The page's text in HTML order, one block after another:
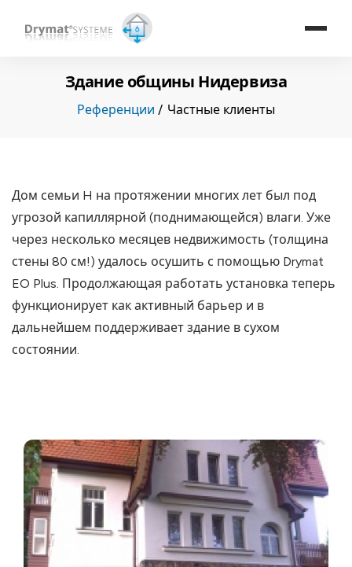
Здание общины Нидервиза
Референции Частные клиенты
Дом семьи H на протяжении многих лет был под
угрозой капиллярной (поднимающейся) влаги. Уже
через несколько месяцев недвижимость (толщина
стены 80 см!) удалось осушить с помощью Drymat
EO Plus. Продолжающая работать установка теперь
функционирует как активный барьер и в
дальнейшем поддерживает здание в сухом
состоянии.